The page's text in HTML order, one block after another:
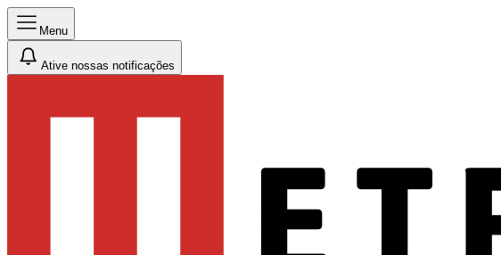
Menu
Ative nossas notificações